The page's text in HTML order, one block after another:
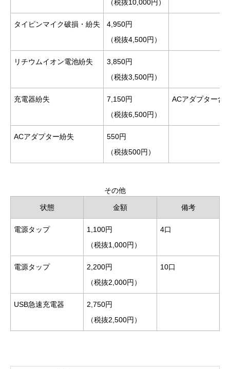
（税抜10,000円）
タイピンマイク破損・紛失
4,950円
（税抜4,500円）
リチウムイオン電池紛失
3,850円
（税抜3,500円）
充電器紛失
7,150円
（税抜6,500円）
ACアダプター含
ACアダプター紛失
550円
（税抜500円）
その他
状態 金額 備考
電源タップ
1,100円
（税抜1,000円）
4口
電源タップ
2,200円
（税抜2,000円）
10口
USB急速充電器
2,750円
（税抜2,500円）